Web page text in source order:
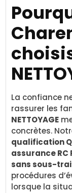
La confiance
rassurer les
NETTOYAGE
concrètes.
qualification
assurance RC
sans sous-
procédures
lorsque la